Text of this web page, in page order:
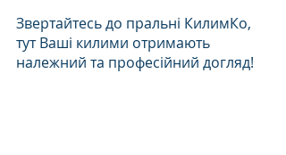
Звертайтесь до пральні КилимКо,
тут Ваші килими отримають
належний та професійний догляд!